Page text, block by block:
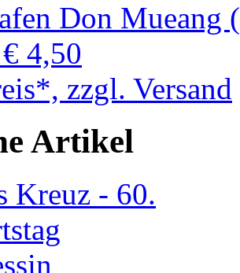
Don Mueang
€ 4,50
zzgl. Versand
Artikel